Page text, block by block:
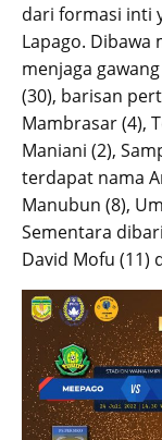
dari formasi inti
Lapago. Dibawa
menjaga
(30), barisan
Mambrasar (4),
Maniani (2),
terdapat nama
Manubun (8),
Sementara
David Mofu (11)